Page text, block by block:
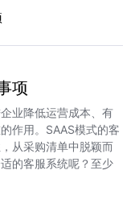
项
业降低运营成本、有
作用。SAAS模式的客
从采购清单中脱颖而
的客服系统呢？至少